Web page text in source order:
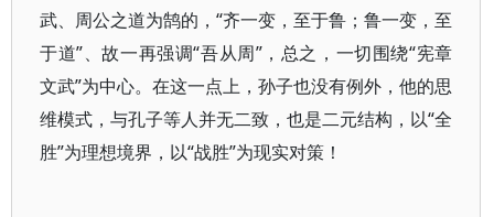
武、周公之道为鹄的，“齐一变，至于鲁；鲁一变，至
于道”、故一再强调“吾从周”，总之，一切围绕“宪章
文武”为中心。在这一点上，孙子也没有例外，他的思
维模式，与孔子等人并无二致，也是二元结构，以“全
胜”为理想境界，以“战胜”为现实对策！